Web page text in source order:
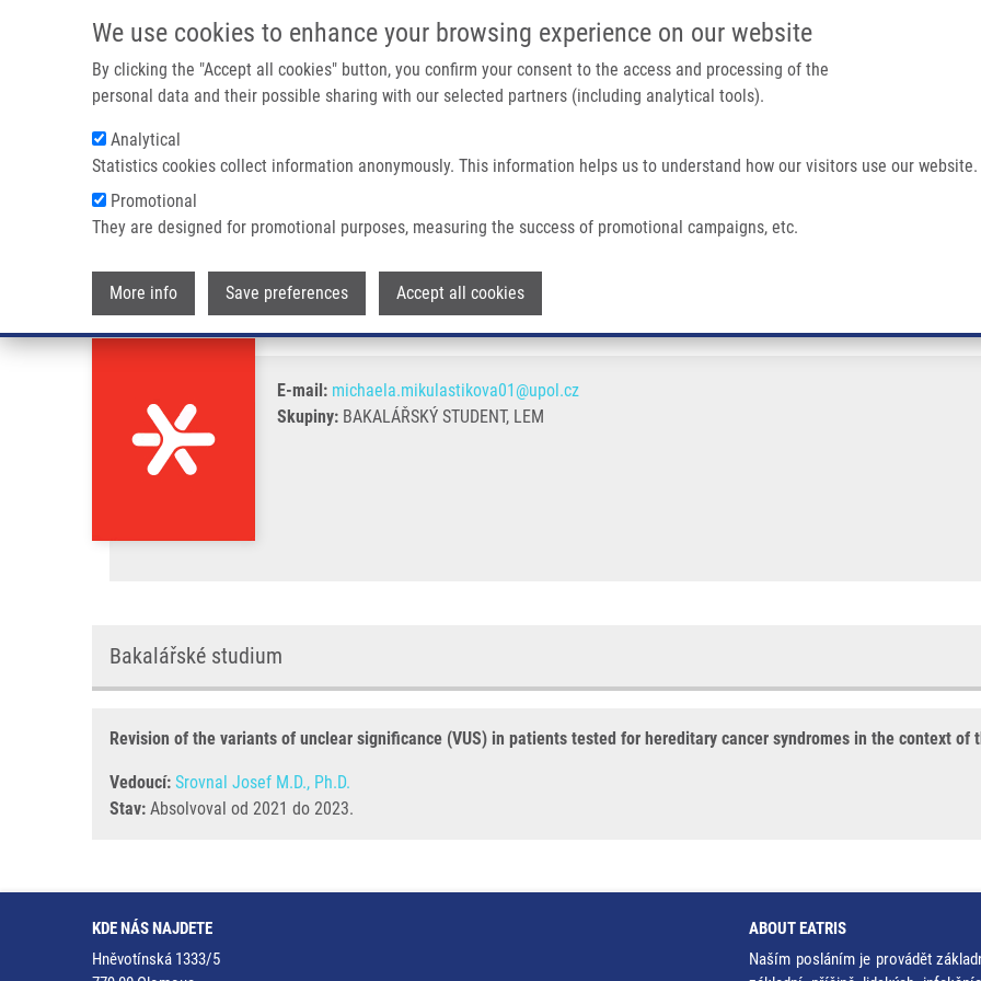
We use cookies to enhance your browsing experience on our website
By clicking the "Accept all cookies" button, you confirm your consent to the access and processing of the
personal data and their possible sharing with our selected partners (including analytical tools).
Analytical
Statistics cookies collect information anonymously. This information helps us to understand how our visitors use our website.
Promotional
They are designed for promotional purposes, measuring the success of promotional campaigns, etc.
More info Save preferences Accept all cookies
IMTM PORTÁL
Main navigation
Drobečková navigace
Domů Mikuláštíková Michaela
Mikuláštíková Michaela
E-mail: michaela.mikulastikova01@upol.cz
Skupiny: BAKALÁŘSKÝ STUDENT, LEM
Bakalářské studium
Revision of the variants of unclear significance (VUS) in patients tested for hereditary cancer syndromes in the context
Vedoucí: Srovnal Josef M.D., Ph.D.
Stav: Absolvoval od 2021 do 2023.
KDE NÁS NAJDETE
Hněvotínská 1333/5
ABOUT EATRIS
Naším posláním je provádět